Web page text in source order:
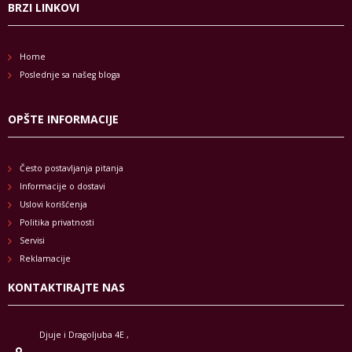
BRZI LINKOVI
Home
Poslednje sa našeg bloga
OPŠTE INFORMACIJE
Često postavljanja pitanja
Informacije o dostavi
Uslovi korišćenja
Politika privatnosti
Servisi
Reklamacije
KONTAKTIRAJTE NAS
Djuje i Dragoljuba 4E ,